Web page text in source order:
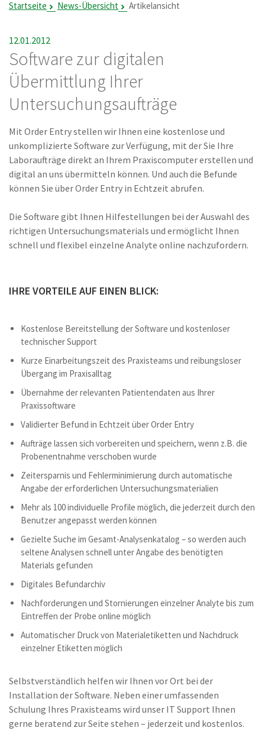
Startseite News-Übersicht Artikelansicht
12.01.2012
Software zur digitalen
Übermittlung Ihrer
Untersuchungsaufträge
Mit Order Entry stellen wir Ihnen eine kostenlose und
unkomplizierte Software zur Verfügung, mit der Sie Ihre
Laboraufträge direkt an Ihrem Praxiscomputer erstellen und
digital an uns übermitteln können. Und auch die Befunde
können Sie über Order Entry in Echtzeit abrufen.
Die Software gibt Ihnen Hilfestellungen bei der Auswahl des
richtigen Untersuchungsmaterials und ermöglicht Ihnen
schnell und flexibel einzelne Analyte online nachzufordern.
IHRE VORTEILE AUF EINEN BLICK:
Kostenlose Bereitstellung der Software und kostenloser
technischer Support
Kurze Einarbeitungszeit des Praxisteams und reibungsloser
Übergang im Praxisalltag
Übernahme der relevanten Patientendaten aus Ihrer
Praxissoftware
Validierter Befund in Echtzeit über Order Entry
Aufträge lassen sich vorbereiten und speichern, wenn z.B. die
Probenentnahme verschoben wurde
Zeitersparnis und Fehlerminimierung durch automatische
Angabe der erforderlichen Untersuchungsmaterialien
Mehr als 100 individuelle Profile möglich, die jederzeit durch den
Benutzer angepasst werden können
Gezielte Suche im Gesamt-Analysenkatalog – so werden auch
seltene Analysen schnell unter Angabe des benötigten
Materials gefunden
Digitales Befundarchiv
Nachforderungen und Stornierungen einzelner Analyte bis zum
Eintreffen der Probe online möglich
Automatischer Druck von Materialetiketten und Nachdruck
einzelner Etiketten möglich
Selbstverständlich helfen wir Ihnen vor Ort bei der
Installation der Software. Neben einer umfassenden
Schulung Ihres Praxisteams wird unser IT Support Ihnen
gerne beratend zur Seite stehen – jederzeit und kostenlos.